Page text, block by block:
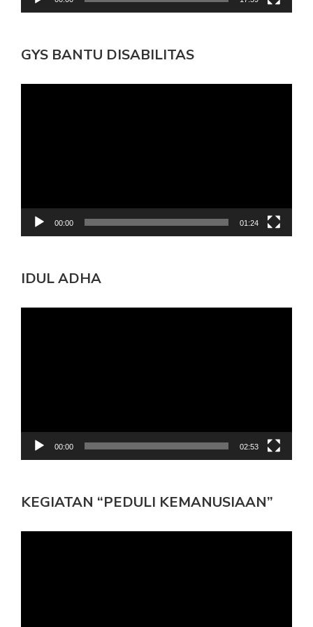
GYS BANTU DISABILITAS
00:00 01:24
IDUL ADHA
00:00 02:53
KEGIATAN “PEDULI KEMANUSIAAN”